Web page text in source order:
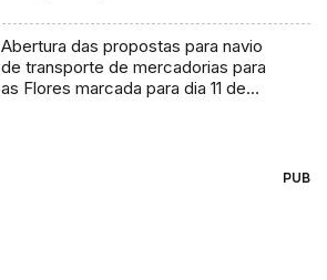
Abertura das propostas para navio
de transporte de mercadorias para
as Flores marcada para dia 11 de
PUB